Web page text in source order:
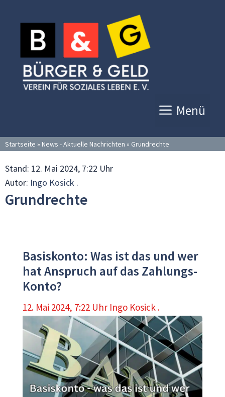
Inhalt
springen
Menü
Startseite » News - Aktuelle Nachrichten » Grundrechte
Stand: 12. Mai 2024, 7:22 Uhr
Autor: Ingo Kosick .
Grundrechte
Basiskonto: Was ist das und wer
hat Anspruch auf das Zahlungs-
Konto?
12. Mai 2024, 7:22 Uhr Ingo Kosick .